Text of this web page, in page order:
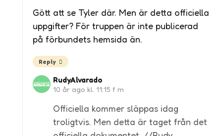
Gött att se Tyler där. Men är detta officiella
uppgifter? För truppen är inte publicerad
på förbundets hemsida än.
Reply
RudyAlvarado
10 år ago kl. 11:15 f m
Officiella kommer släppas idag
troligtvis. Men detta är taget från det